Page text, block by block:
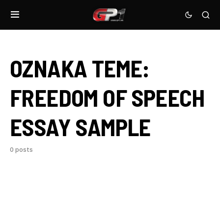
OZNAKA TEME:
FREEDOM OF SPEECH
ESSAY SAMPLE
0 posts